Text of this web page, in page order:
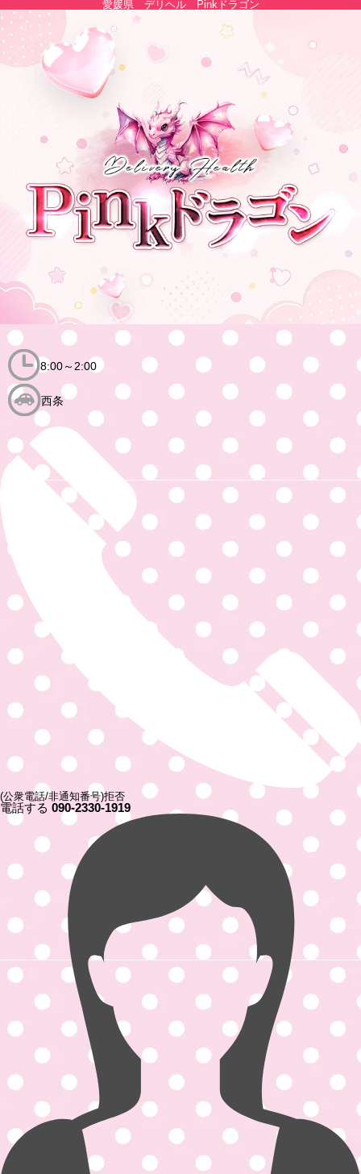
愛媛県 デリヘル Pinkドラゴン
8:00～2:00
西条
(公衆電話/非通知番号)拒否
電話する 090-2330-1919